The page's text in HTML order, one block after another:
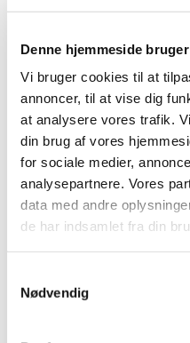
Denne hjemmeside
Vi bruger cookies til at
annoncer, til at vise dig
at analysere vores trafik.
din brug af vores
for sociale medier,
analysepartnere. Vores
data med andre
de har indsamlet fra din
Nødvendig
KEN Hygiene Systems
Kerr
Leica
Luzzani
MELAG
METASYS
Miele
NSK
NSK spidser til
NSK
NSK skraber
NSK spidser